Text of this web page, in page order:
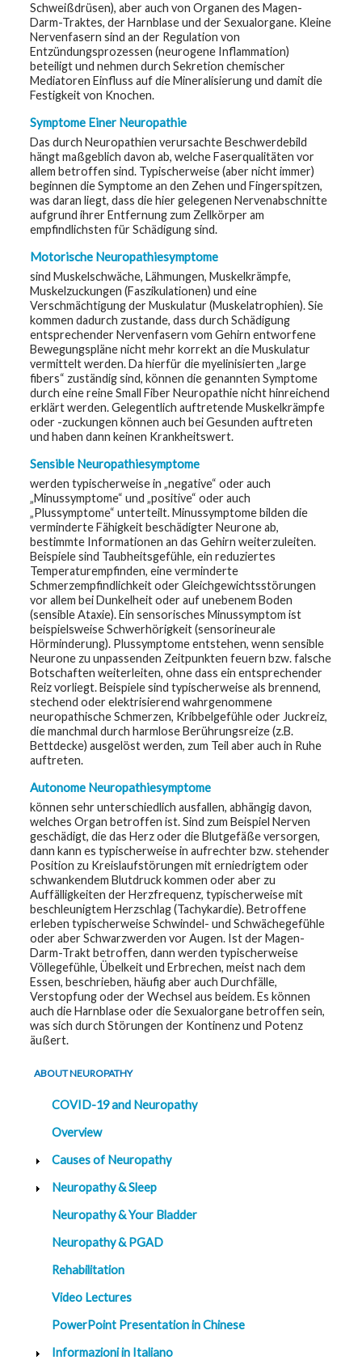
Schweißdrüsen), aber auch von Organen des Magen-
Darm-Traktes, der Harnblase und der Sexualorgane. Kleine
Nervenfasern sind an der Regulation von
Entzündungsprozessen (neurogene Inflammation)
beteiligt und nehmen durch Sekretion chemischer
Mediatoren Einfluss auf die Mineralisierung und damit die
Festigkeit von Knochen.
Symptome Einer Neuropathie
Das durch Neuropathien verursachte Beschwerdebild
hängt maßgeblich davon ab, welche Faserqualitäten vor
allem betroffen sind. Typischerweise (aber nicht immer)
beginnen die Symptome an den Zehen und Fingerspitzen,
was daran liegt, dass die hier gelegenen Nervenabschnitte
aufgrund ihrer Entfernung zum Zellkörper am
empfindlichsten für Schädigung sind.
Motorische Neuropathiesymptome
sind Muskelschwäche, Lähmungen, Muskelkrämpfe,
Muskelzuckungen (Faszikulationen) und eine
Verschmächtigung der Muskulatur (Muskelatrophien). Sie
kommen dadurch zustande, dass durch Schädigung
entsprechender Nervenfasern vom Gehirn entworfene
Bewegungspläne nicht mehr korrekt an die Muskulatur
vermittelt werden. Da hierfür die myelinisierten „large
fibers“ zuständig sind, können die genannten Symptome
durch eine reine Small Fiber Neuropathie nicht hinreichend
erklärt werden. Gelegentlich auftretende Muskelkrämpfe
oder -zuckungen können auch bei Gesunden auftreten
und haben dann keinen Krankheitswert.
Sensible Neuropathiesymptome
werden typischerweise in „negative“ oder auch
„Minussymptome“ und „positive“ oder auch
„Plussymptome“ unterteilt. Minussymptome bilden die
verminderte Fähigkeit beschädigter Neurone ab,
bestimmte Informationen an das Gehirn weiterzuleiten.
Beispiele sind Taubheitsgefühle, ein reduziertes
Temperaturempfinden, eine verminderte
Schmerzempfindlichkeit oder Gleichgewichtsstörungen
vor allem bei Dunkelheit oder auf unebenem Boden
(sensible Ataxie). Ein sensorisches Minussymptom ist
beispielsweise Schwerhörigkeit (sensorineurale
Hörminderung). Plussymptome entstehen, wenn sensible
Neurone zu unpassenden Zeitpunkten feuern bzw. falsche
Botschaften weiterleiten, ohne dass ein entsprechender
Reiz vorliegt. Beispiele sind typischerweise als brennend,
stechend oder elektrisierend wahrgenommene
neuropathische Schmerzen, Kribbelgefühle oder Juckreiz,
die manchmal durch harmlose Berührungsreize (z.B.
Bettdecke) ausgelöst werden, zum Teil aber auch in Ruhe
auftreten.
Autonome Neuropathiesymptome
können sehr unterschiedlich ausfallen, abhängig davon,
welches Organ betroffen ist. Sind zum Beispiel Nerven
geschädigt, die das Herz oder die Blutgefäße versorgen,
dann kann es typischerweise in aufrechter bzw. stehender
Position zu Kreislaufstörungen mit erniedrigtem oder
schwankendem Blutdruck kommen oder aber zu
Auffälligkeiten der Herzfrequenz, typischerweise mit
beschleunigtem Herzschlag (Tachykardie). Betroffene
erleben typischerweise Schwindel- und Schwächegefühle
oder aber Schwarzwerden vor Augen. Ist der Magen-
Darm-Trakt betroffen, dann werden typischerweise
Völlegefühle, Übelkeit und Erbrechen, meist nach dem
Essen, beschrieben, häufig aber auch Durchfälle,
Verstopfung oder der Wechsel aus beidem. Es können
auch die Harnblase oder die Sexualorgane betroffen sein,
was sich durch Störungen der Kontinenz und Potenz
äußert.
ABOUT NEUROPATHY
COVID-19 and Neuropathy
Overview
Causes of Neuropathy
Neuropathy & Sleep
Neuropathy & Your Bladder
Neuropathy & PGAD
Rehabilitation
Video Lectures
PowerPoint Presentation in Chinese
Informazioni in Italiano